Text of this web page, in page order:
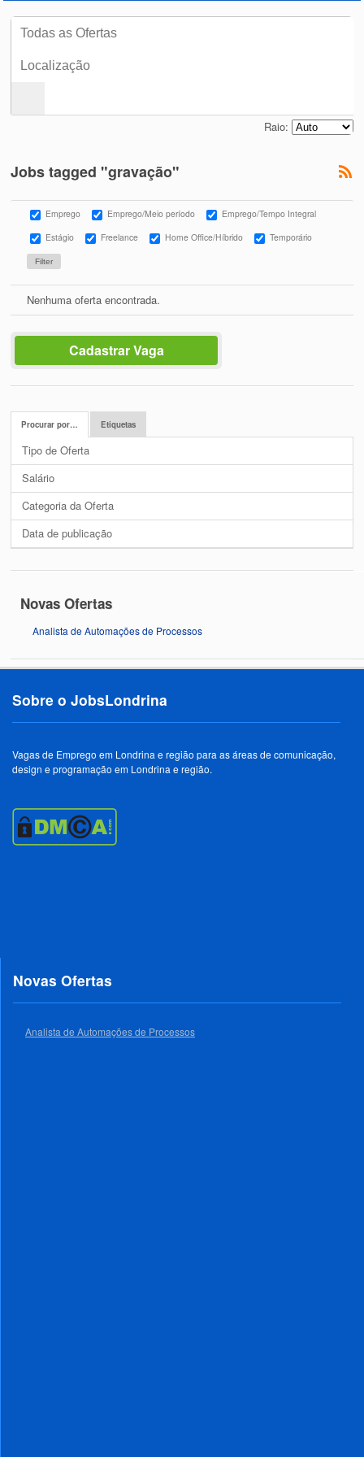
Raio:
Jobs tagged "gravação"
Emprego Emprego/Meio período
Emprego/Tempo Integral
Estágio
Freelance Home Office/Híbrido Temporário
Nenhuma oferta encontrada.
Cadastrar Vaga
Procurar por… Etiquetas
Tipo de Oferta
Salário
Categoria da Oferta
Data de publicação
Novas Ofertas
Analista de Automações de Processos
Sobre o JobsLondrina
Vagas de Emprego em Londrina e região para as áreas de comunicação,
design e programação em Londrina e região.
Novas Ofertas
Analista de Automações de Processos